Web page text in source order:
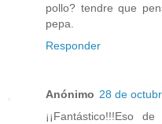
pollo? tendre que
pepa.
Responder
Anónimo 28 de
¡¡Fantástico!!!Eso